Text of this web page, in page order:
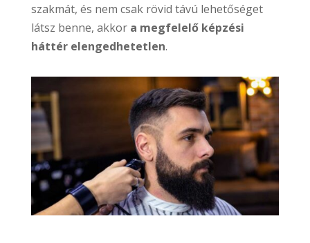
szakmát, és nem csak rövid távú lehetőséget
látsz benne, akkor a megfelelő képzési
háttér elengedhetetlen.